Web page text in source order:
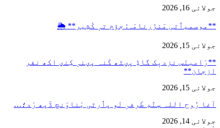
جولائی 16, 2026
**موسمیٲتی مَنزَرنامَہ: جۆم تہٕ کٔشِیر** 🌦️
جولائی 15, 2026
**رَامبنَس نزدیٖک گاڈِ پؠٹھ کَنہ پؠنہٕ کِنؠ اکھ نفر
ازجان**
جولائی 15, 2026
آغا رُوح اللہ سٕنٛدِ طَرفہٕ نٔو پٲرٹی بَناوَنچ ڈَپھ رَد؛…
جولائی 14, 2026